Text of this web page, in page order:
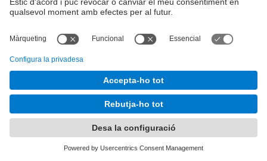
Infraestructura de Clau Pública (PKI) en els
Inscriu-te ja a la 20a Nit de les Telecomunicacions
i la Informàtica!
Estudiants de l'EETAC i l'ETSEIAT construeixen un
"drone" per salvar rinoceronts i elefants de la
cacera furtiva a l’Àfrica